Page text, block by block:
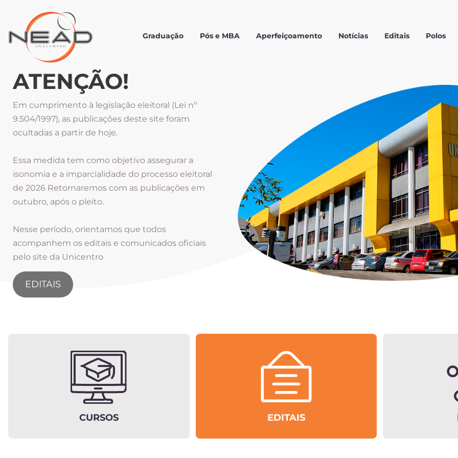
Graduação Pós e MBA Aperfeiçoamento Notícias Editais Polos
ATENÇÃO!
Em cumprimento à legislação eleitoral (Lei nº
9.504/1997), as publicações deste site foram
ocultadas a partir de hoje.
Essa medida tem como objetivo assegurar a
isonomia e a imparcialidade do processo eleitoral
de 2026 Retornaremos com as publicações em
outubro, após o pleito.
Nesse período, orientamos que todos
acompanhem os editais e comunicados oficiais
pelo site da Unicentro
EDITAIS
CURSOS EDITAIS